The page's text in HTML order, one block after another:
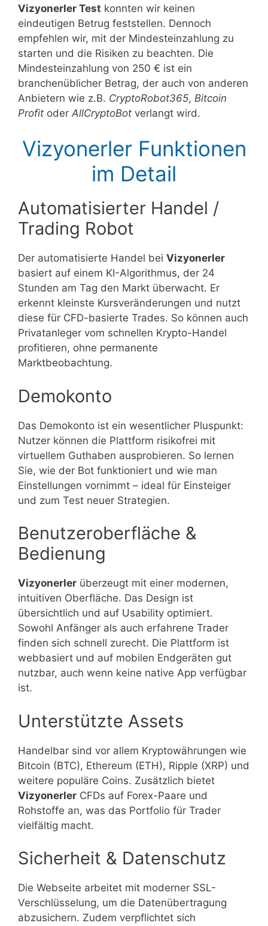
Vizyonerler Test konnten wir keinen
eindeutigen Betrug feststellen. Dennoch
empfehlen wir, mit der Mindesteinzahlung zu
starten und die Risiken zu beachten. Die
Mindesteinzahlung von 250 € ist ein
branchenüblicher Betrag, der auch von anderen
Anbietern wie z.B. CryptoRobot365, Bitcoin
Profit oder AllCryptoBot verlangt wird.
Vizyonerler Funktionen
im Detail
Automatisierter Handel /
Trading Robot
Der automatisierte Handel bei Vizyonerler
basiert auf einem KI-Algorithmus, der 24
Stunden am Tag den Markt überwacht. Er
erkennt kleinste Kursveränderungen und nutzt
diese für CFD-basierte Trades. So können auch
Privatanleger vom schnellen Krypto-Handel
profitieren, ohne permanente
Marktbeobachtung.
Demokonto
Das Demokonto ist ein wesentlicher Pluspunkt:
Nutzer können die Plattform risikofrei mit
virtuellem Guthaben ausprobieren. So lernen
Sie, wie der Bot funktioniert und wie man
Einstellungen vornimmt – ideal für Einsteiger
und zum Test neuer Strategien.
Benutzeroberfläche &
Bedienung
Vizyonerler überzeugt mit einer modernen,
intuitiven Oberfläche. Das Design ist
übersichtlich und auf Usability optimiert.
Sowohl Anfänger als auch erfahrene Trader
finden sich schnell zurecht. Die Plattform ist
webbasiert und auf mobilen Endgeräten gut
nutzbar, auch wenn keine native App verfügbar
ist.
Unterstützte Assets
Handelbar sind vor allem Kryptowährungen wie
Bitcoin (BTC), Ethereum (ETH), Ripple (XRP) und
weitere populäre Coins. Zusätzlich bietet
Vizyonerler CFDs auf Forex-Paare und
Rohstoffe an, was das Portfolio für Trader
vielfältig macht.
Sicherheit & Datenschutz
Die Webseite arbeitet mit moderner SSL-
Verschlüsselung, um die Datenübertragung
abzusichern. Zudem verpflichtet sich